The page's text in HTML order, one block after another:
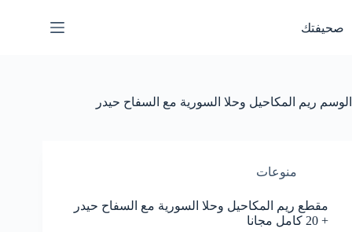
المحتوى
صحيفتك
الوسم ريم المكاحيل وحلا السورية مع السفاح حيدر
منوعات
مقطع ريم المكاحيل وحلا السورية مع السفاح حيدر
+ 20 كامل مجانا